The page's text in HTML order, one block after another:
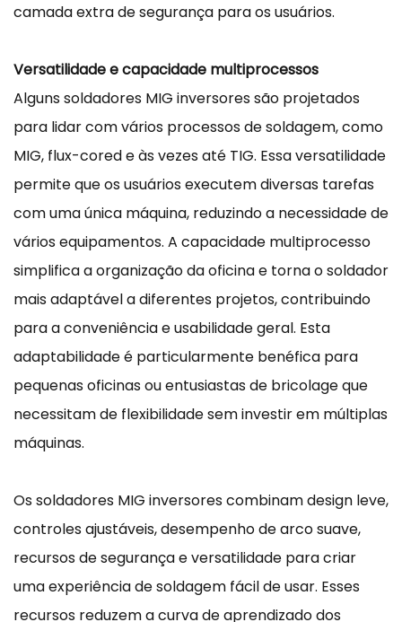
camada extra de segurança para os usuários.
Versatilidade e capacidade multiprocessos
Alguns soldadores MIG inversores são projetados
para lidar com vários processos de soldagem, como
MIG, flux-cored e às vezes até TIG. Essa versatilidade
permite que os usuários executem diversas tarefas
com uma única máquina, reduzindo a necessidade de
vários equipamentos. A capacidade multiprocesso
simplifica a organização da oficina e torna o soldador
mais adaptável a diferentes projetos, contribuindo
para a conveniência e usabilidade geral. Esta
adaptabilidade é particularmente benéfica para
pequenas oficinas ou entusiastas de bricolage que
necessitam de flexibilidade sem investir em múltiplas
máquinas.
Os soldadores MIG inversores combinam design leve,
controles ajustáveis, desempenho de arco suave,
recursos de segurança e versatilidade para criar
uma experiência de soldagem fácil de usar. Esses
recursos reduzem a curva de aprendizado dos